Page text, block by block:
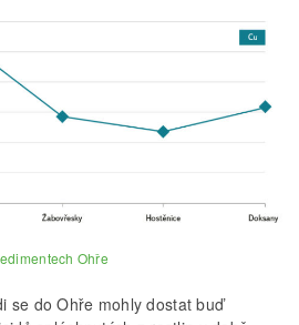
Ohře
se do Ohře mohly dostat buď